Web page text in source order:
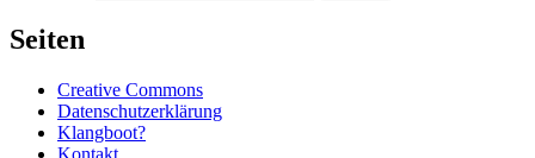
Seiten
Creative Commons
Datenschutzerklärung
Klangboot?
Kontakt